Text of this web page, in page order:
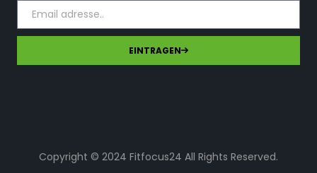
EINTRAGEN
Copyright © 2024 Fitfocus24 All Rights Reserved.